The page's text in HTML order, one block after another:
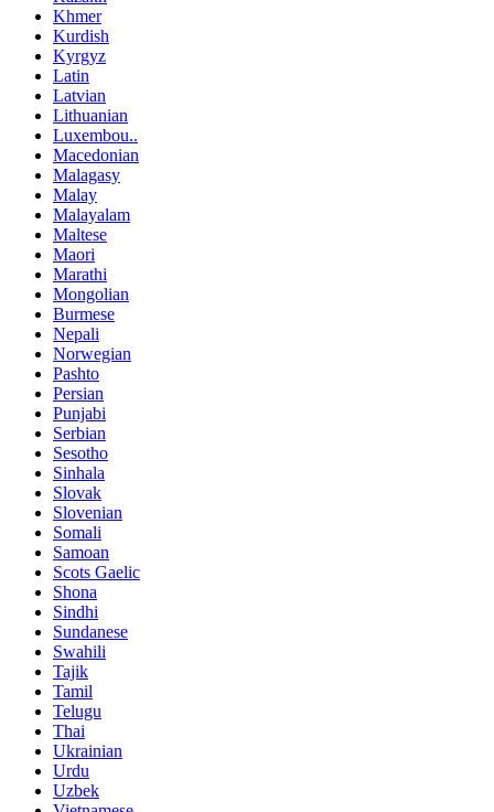
Khmer
Kurdish
Kyrgyz
Latin
Latvian
Lithuanian
Luxembou..
Macedonian
Malagasy
Malay
Malayalam
Maltese
Maori
Marathi
Mongolian
Burmese
Nepali
Norwegian
Pashto
Persian
Punjabi
Serbian
Sesotho
Sinhala
Slovak
Slovenian
Somali
Samoan
Scots Gaelic
Shona
Sindhi
Sundanese
Swahili
Tajik
Tamil
Telugu
Thai
Ukrainian
Urdu
Uzbek